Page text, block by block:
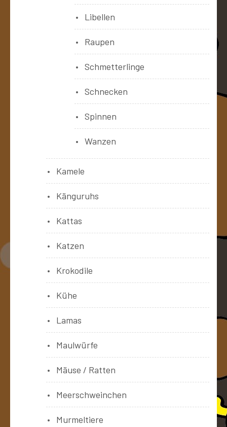
Libellen
Raupen
Schmetterlinge
Schnecken
Spinnen
Wanzen
Kamele
Känguruhs
Kattas
Katzen
Krokodile
Kühe
Lamas
Maulwürfe
Mäuse / Ratten
Meerschweinchen
Murmeltiere